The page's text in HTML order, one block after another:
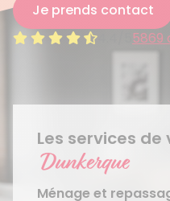
Je prends contact
5869
Les services
Dunkerque
Ménage et